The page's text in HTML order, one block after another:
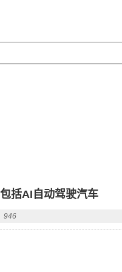
括AI自动驾驶汽车
946